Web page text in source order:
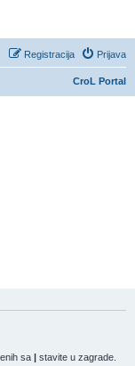
Prijava
Registracija
CroL Portal
sa | stavite u zagrade.